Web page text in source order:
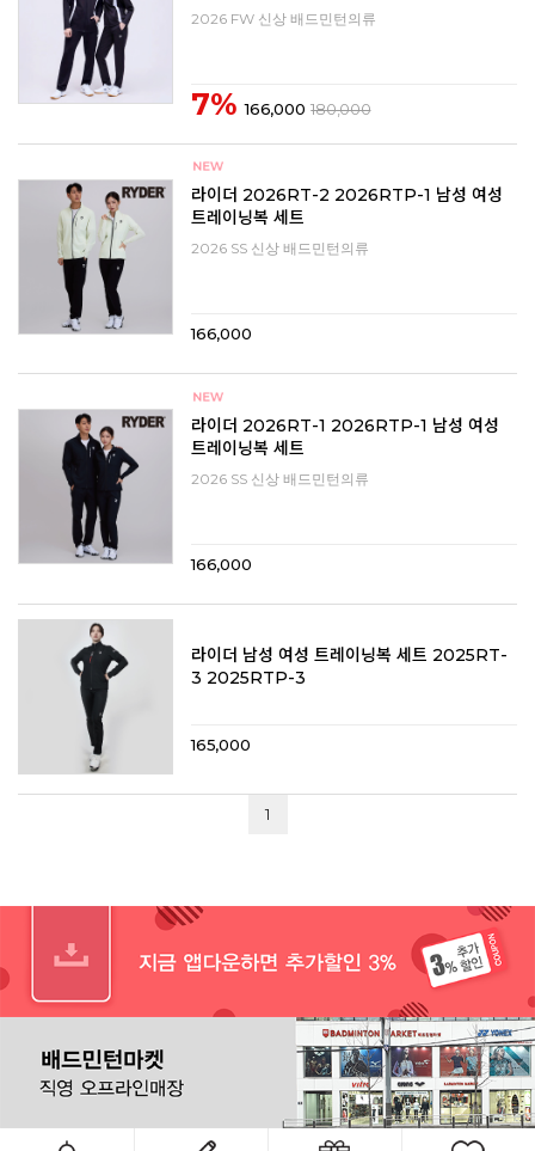
2026 FW 신상 배드민턴의류
7% 166,000 180,000
라이더 2026RT-2 2026RTP-1 남성 여성
트레이닝복 세트
2026 SS 신상 배드민턴의류
166,000
라이더 2026RT-1 2026RTP-1 남성 여성
트레이닝복 세트
2026 SS 신상 배드민턴의류
166,000
라이더 남성 여성 트레이닝복 세트 2025RT-
3 2025RTP-3
165,000
1